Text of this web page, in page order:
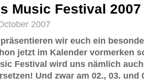
Music Festival 2007
2007
wir euch ein
jetzt im Kalender vormerken
Festival wird uns nämlich
Und zwar am 02., 03. und